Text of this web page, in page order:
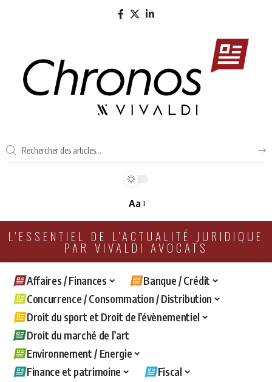
Aa
L'ESSENTIEL DE L'ACTUALITÉ JURIDIQUE
PAR VIVALDI AVOCATS
Affaires / Finances
Banque / Crédit
Concurrence / Consommation / Distribution
Droit du sport et Droit de l’évènementiel
Droit du marché de l’art
Environnement / Energie
Finance et patrimoine
Fiscal